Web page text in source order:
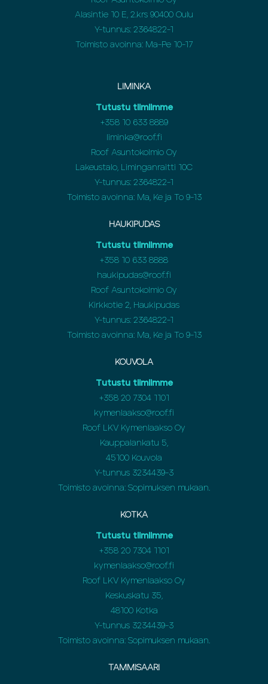
Alasintie 10 E, 2.krs 90400 Oulu
Y-tunnus: 2364822-1
Toimisto avoinna: Ma-Pe 10-17
LIMINKA
Tutustu tiimiimme
+35810 633 8889
liminka@roof.fi
Roof Asuntokolmio Oy
Lakeustalo, Liminganraitti 10C
Y-tunnus: 2364822-1
Toimisto avoinna: Ma, Ke ja To 9-13
HAUKIPUDAS
Tutustu tiimiimme
+358 10 633 8888
haukipudas@roof.fi
Roof Asuntokolmio Oy
Kirkkotie 2, Haukipudas
Y-tunnus: 2364822-1
Toimisto avoinna: Ma, Ke ja To 9-13
KOUVOLA
Tutustu tiimiimme
+358 20 7304 1101
kymenlaakso@roof.fi
Roof LKV Kymenlaakso Oy
Kauppalankatu 5,
45100 Kouvola
Y-tunnus 3234439-3
Toimisto avoinna: Sopimuksen mukaan.
KOTKA
Tutustu tiimiimme
+358 20 7304 1101
kymenlaakso@roof.fi
Roof LKV Kymenlaakso Oy
Keskuskatu 35,
48100 Kotka
Y-tunnus 3234439-3
Toimisto avoinna: Sopimuksen mukaan.
TAMMISAARI